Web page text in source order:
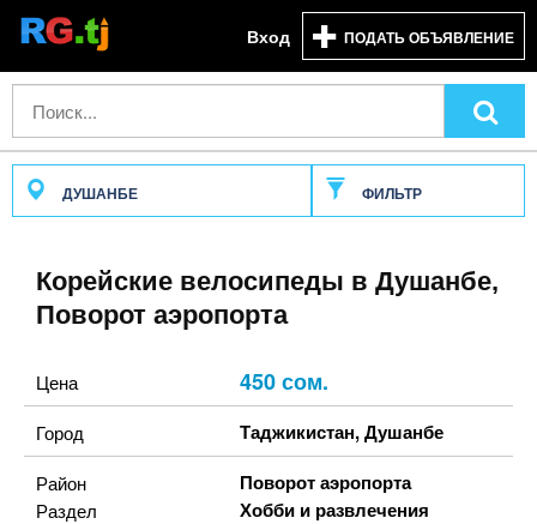
Вход ПОДАТЬ ОБЪЯВЛЕНИЕ
ДУШАНБЕ ФИЛЬТР
Корейские велосипеды в Душанбе,
Поворот аэропорта
Цена 450 сом.
Город Таджикистан,Душанбе
Район Поворот аэропорта
Раздел Хобби и развлечения